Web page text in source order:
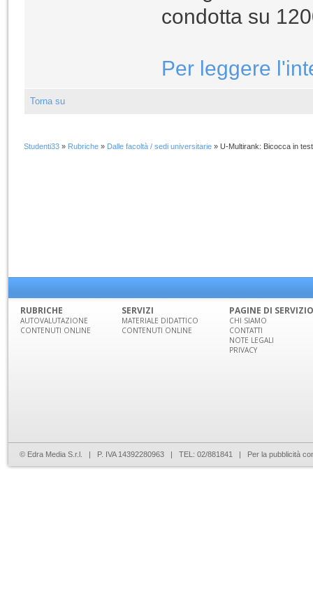
condotta su
Per leggere
Torna su
Studenti33 » Rubriche » Dalle facoltà / sedi universitarie » U-Multirank: Bicocca in
RUBRICHE
AUTOVALUTAZIONE
CONTENUTI ONLINE
SERVIZI
MATERIALE DIDATTICO
CONTENUTI ONLINE
PAGINE DI SERVIZIO
CHI SIAMO
CONTATTI
NOTE LEGALI
PRIVACY
© Edra Media S.r.l. | P. IVA 14392280963 | TEL: 02/881841 | Per la pubblicità